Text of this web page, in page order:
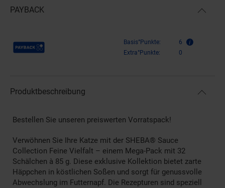
PAYBACK
Payback Punkte Basis°Punkte:
6
Extra°Punkte:
0
Produktbeschreibung
Bestellen Sie unseren preiswerten Vorratspack!
Verwöhnen Sie Ihre Katze mit der SHEBA® Sauce
Collection Feine Vielfalt – einem Mega-Pack mit 32
Schälchen à 85 g. Diese exklusive Kollektion bietet zarte
Häppchen in köstlichen Soßen und sorgt für genussvolle
Abwechslung im Futternapf. Die Rezepturen sind speziell